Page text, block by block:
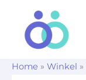
Home » Winkel »